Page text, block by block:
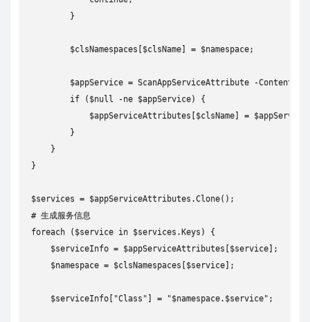
        }
        $clsNamespaces[$clsName] = $namespace;
$appService = ScanAppServiceAttribute -Content
        if ($null -ne $appService) {
$appServiceAttributes[$clsName] =
        }
    }
}
$services = $appServiceAttributes.Clone();
# 生成服务信息
foreach ($service in $services.Keys) {
    $serviceInfo = $appServiceAttributes[$service];
    $namespace = $clsNamespaces[$service];
    $serviceInfo["Class"] = "$namespace.$service";